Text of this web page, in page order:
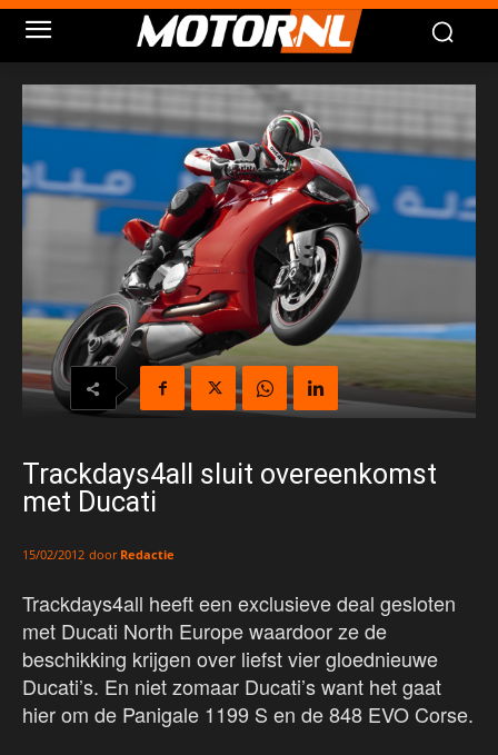
Trackdays4all sluit overeenkomst
met Ducati
15/02/2012 door Redactie
Trackdays4all heeft een exclusieve deal gesloten
met Ducati North Europe waardoor ze de
beschikking krijgen over liefst vier gloednieuwe
Ducati’s. En niet zomaar Ducati’s want het gaat
hier om de Panigale 1199 S en de 848 EVO Corse.